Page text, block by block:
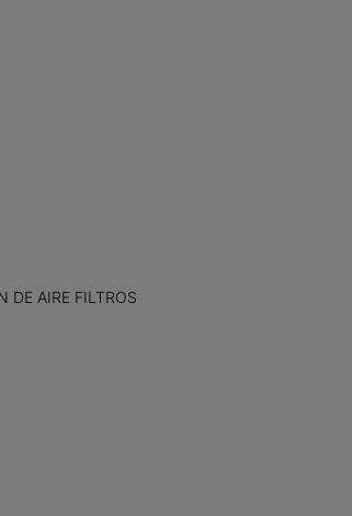
DE AIRE FILTROS